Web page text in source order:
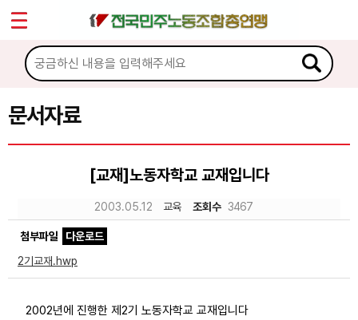
문서자료
[교재]노동자학교 교재입니다
2003.05.12 교육 조회수 3467
첨부파일
다운로드
2기교재.hwp
2002년에 진행한 제2기 노동자학교 교재입니다
마이페이지
소개
소식
문서자료
미디어자료
Sketchbook5, 스케치북5
Sketchbook5, 스케치북5